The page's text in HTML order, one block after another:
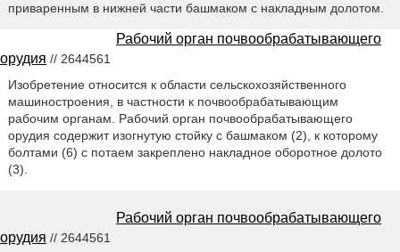
приваренным в нижней части башмаком с накладным долотом.
Рабочий орган почвообрабатывающего
орудия // 2644561
Изобретение относится к области сельскохозяйственного
машиностроения, в частности к почвообрабатывающим
рабочим органам. Рабочий орган почвообрабатывающего
орудия содержит изогнутую стойку с башмаком (2), к которому
болтами (6) с потаем закреплено накладное оборотное долото
(3).
Рабочий орган почвообрабатывающего
орудия // 2644561